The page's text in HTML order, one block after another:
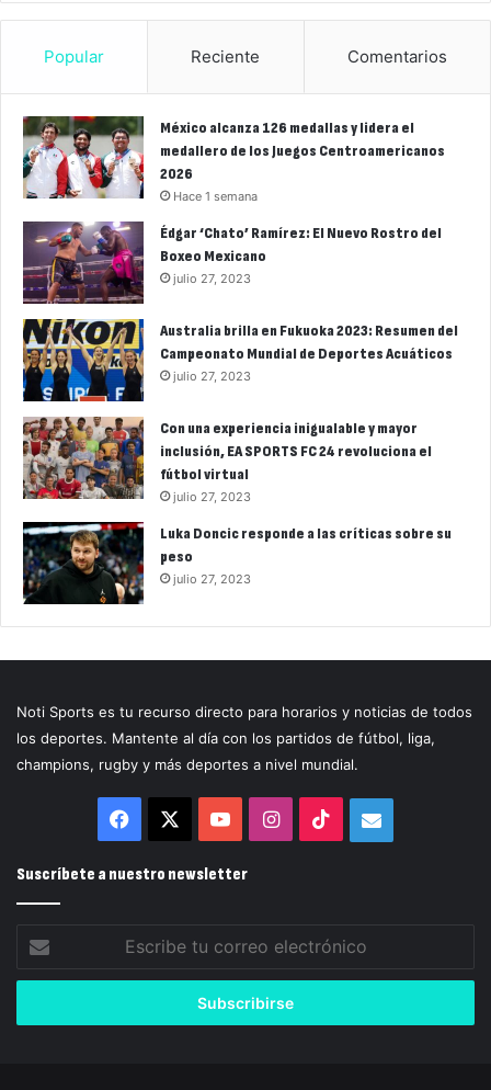
Popular Reciente Comentarios
México alcanza 126 medallas y lidera el
medallero de los Juegos Centroamericanos
2026
Hace 1 semana
Édgar ‘Chato’ Ramírez: El Nuevo Rostro del
Boxeo Mexicano
julio 27, 2023
Australia brilla en Fukuoka 2023: Resumen del
Campeonato Mundial de Deportes Acuáticos
julio 27, 2023
Con una experiencia inigualable y mayor
inclusión, EA SPORTS FC 24 revoluciona el
fútbol virtual
julio 27, 2023
Luka Doncic responde a las críticas sobre su
peso
julio 27, 2023
Noti Sports es tu recurso directo para horarios y noticias de todos
los deportes. Mantente al día con los partidos de fútbol, liga,
champions, rugby y más deportes a nivel mundial.
Facebook YouTubeInstagram
TikTok
Suscríbete a nuestro newsletter
tu
correo